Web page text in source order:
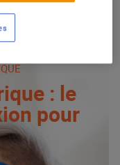
TOUS
: le
pour